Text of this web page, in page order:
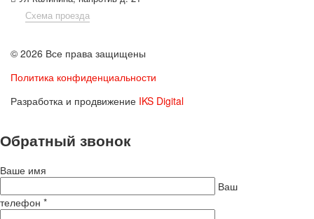
Схема проезда
© 2026 Все права защищены
Политика конфиденциальности
Разработка и продвижение IKS Digital
Обратный звонок
Ваше имя
Ваш
телефон *